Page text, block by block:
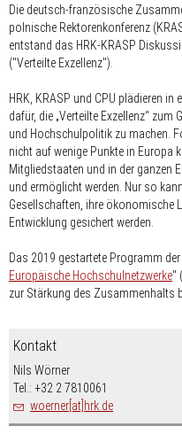
Die deutsch-französische
polnische Rektorenkonferenz
entstand das HRK-KRASP
("Verteilte Exzellenz").
HRK, KRASP und CPU plädieren
dafür, die „Verteilte Exzellenz“
und Hochschulpolitik zu machen.
nicht auf wenige Punkte in Europa
Mitgliedstaaten und in der ganzen
und ermöglicht werden. Nur so
Gesellschaften, ihre ökonomische
Entwicklung gesichert werden.
Das 2019 gestartete Programm
Europäische Hochschulnetzwerke"
zur Stärkung des Zusammenhalts
Kontakt
Nils Wörner
Tel.: +32 2 7810061
woerner[at]hrk.de